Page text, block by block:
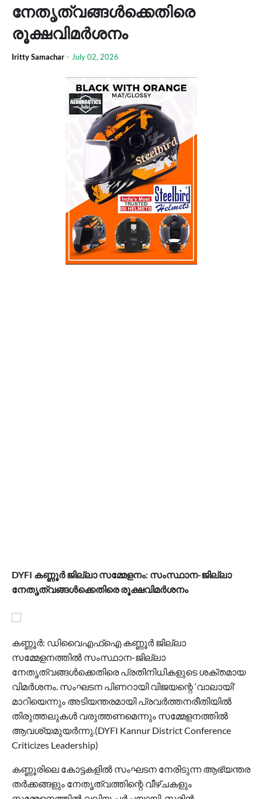
നേതൃത്വങ്ങൾക്കെതിരെ
രൂക്ഷവിമർശനം
Iritty Samachar - July 02, 2026
DYFI കണ്ണൂർ ജില്ലാ സമ്മേളനം: സംസ്ഥാന-ജില്ലാ
നേതൃത്വങ്ങൾക്കെതിരെ രൂക്ഷവിമർശനം
കണ്ണൂർ: ഡിവൈഎഫ്ഐ കണ്ണൂർ ജില്ലാ
സമ്മേളനത്തിൽ സംസ്ഥാന-ജില്ലാ
നേതൃത്വങ്ങൾക്കെതിരെ പ്രതിനിധികളുടെ ശക്തമായ
വിമർശനം. സംഘടന പിണറായി വിജയന്റെ ‘വാലായി’
മാറിയെന്നും അടിയന്തരമായി പ്രവർത്തനരീതിയിൽ
തിരുത്തലുകൾ വരുത്തണമെന്നും സമ്മേളനത്തിൽ
ആവശ്യമുയർന്നു.(DYFI Kannur District Conference
Criticizes Leadership)
കണ്ണൂരിലെ കോട്ടകളിൽ സംഘടന നേരിടുന്ന ആഭ്യന്തര
തർക്കങ്ങളും നേതൃത്വത്തിന്റെ വീഴ്ചകളും